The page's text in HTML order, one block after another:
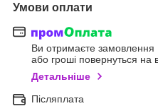
Умови оплати
Ви отримаєте замовлення
або гроші повернуться на
Детальніше
Післяплата